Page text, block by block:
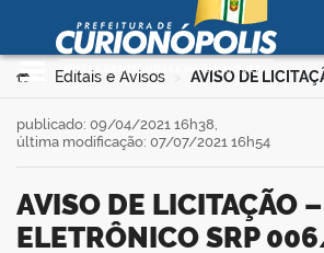
Ir para o conteúdo
Prefeitura
Curionópolis
Você está aqui:
Editais e Avisos >
AVISO DE LICITAÇÃO – PREGÃO
ELETRÔNICO SRP
publicado: 09/04/2021 16h38,
última modificação: 07/07/2021 16h54